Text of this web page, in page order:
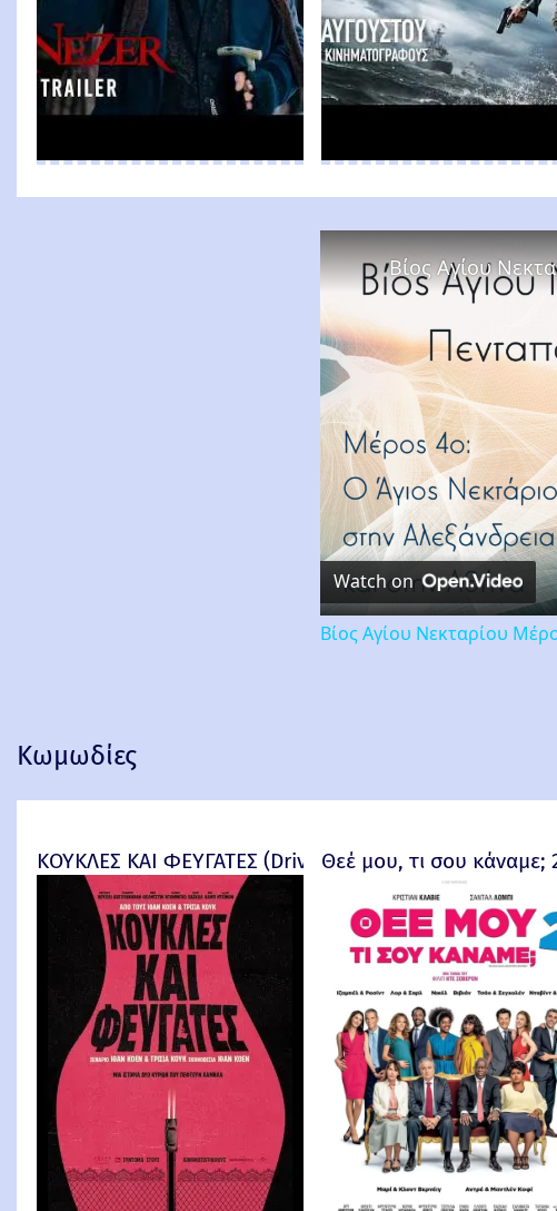
Βίος Αγίου
Watch on
Βίος Αγίου Νεκταρίου
Κωμωδίες
ΚΟΥΚΛΕΣ ΚΑΙ ΦΕΥΓΑΤΕΣ (Drive-Away Dolls) -
Θεέ μου, τι σου